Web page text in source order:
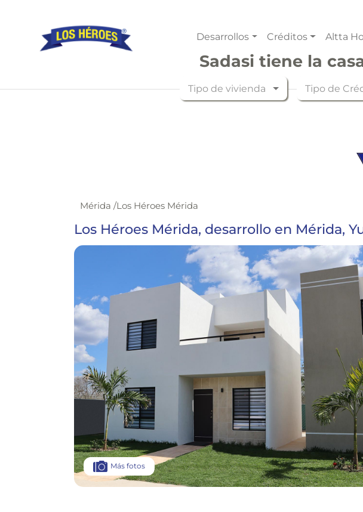
Desarrollos Créditos Altta
Sadasi tiene la
Tipo de vivienda Tipo de
Mérida /Los Héroes Mérida
Los Héroes Mérida, desarrollo en Mérida,
Más fotos